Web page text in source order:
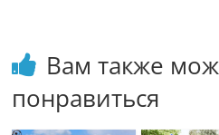
Вам также
понравиться